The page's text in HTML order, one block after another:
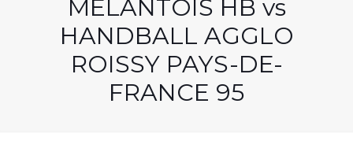
MELANTOIS HB vs
HANDBALL AGGLO
ROISSY PAYS-DE-
FRANCE 95